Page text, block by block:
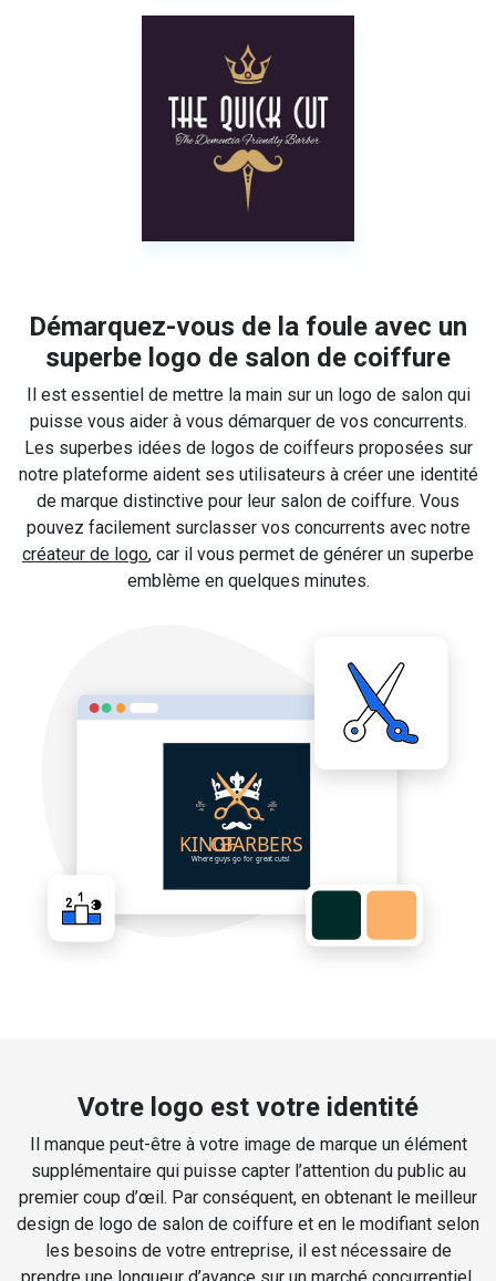
Démarquez-vous de la foule avec un
superbe logo de salon de coiffure
Il est essentiel de mettre la main sur un logo de salon qui
puisse vous aider à vous démarquer de vos concurrents.
Les superbes idées de logos de coiffeurs proposées sur
notre plateforme aident ses utilisateurs à créer une identité
de marque distinctive pour leur salon de coiffure. Vous
pouvez facilement surclasser vos concurrents avec notre
créateur de logo, car il vous permet de générer un superbe
emblème en quelques minutes.
Votre logo est votre identité
Il manque peut-être à votre image de marque un élément
supplémentaire qui puisse capter l’attention du public au
premier coup d’œil. Par conséquent, en obtenant le meilleur
design de logo de salon de coiffure et en le modifiant selon
les besoins de votre entreprise, il est nécessaire de